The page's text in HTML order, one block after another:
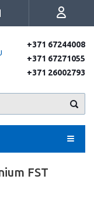
+371 67244008
+371 67271055
+371 26002793
FST